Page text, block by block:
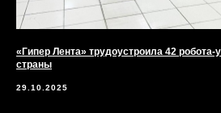
«Гипер Лента» трудоустроила 42
страны
29.10.2025